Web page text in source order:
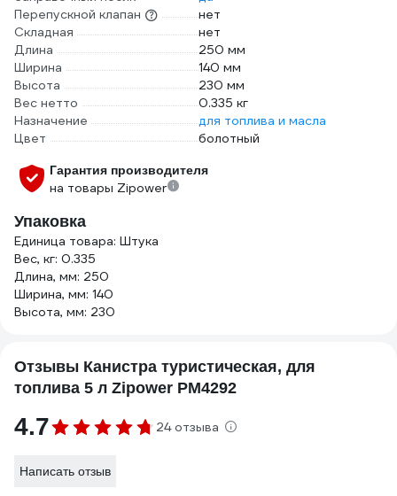
Перепускной клапан
нет
Складная
нет
Длина
250 мм
Ширина
140 мм
Высота
230 мм
Вес нетто
0.335 кг
Назначение
для топлива и масла
Цвет
болотный
Гарантия производителя
на товары Zipower
Упаковка
Единица товара: Штука
Вес, кг: 0.335
Длина, мм: 250
Ширина, мм: 140
Высота, мм: 230
Отзывы Канистра туристическая, для
топлива 5 л Zipower PM4292
4.7 24 отзыва
Написать отзыв